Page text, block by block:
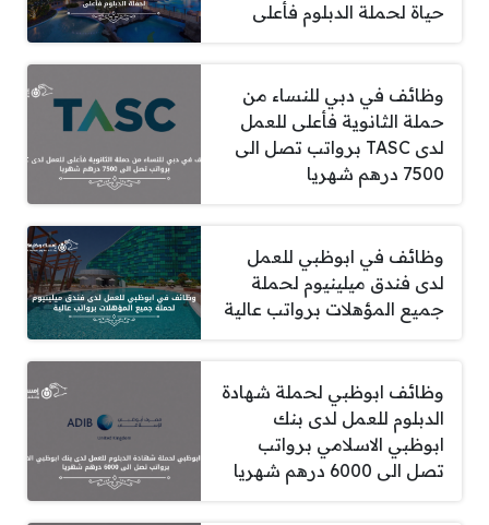
حياة لحملة الدبلوم فأعلى
وظائف في دبي للنساء من
حملة الثانوية فأعلى للعمل
لدى TASC برواتب تصل الى
7500 درهم شهريا
وظائف في ابوظبي للعمل
لدى فندق ميلينيوم لحملة
جميع المؤهلات برواتب عالية
وظائف ابوظبي لحملة شهادة
الدبلوم للعمل لدى بنك
ابوظبي الاسلامي برواتب
تصل الى 6000 درهم شهريا